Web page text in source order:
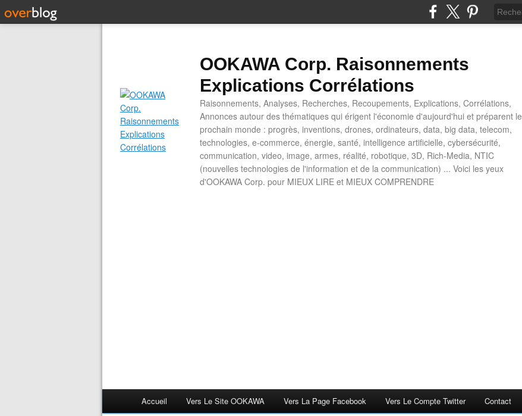
OOKAWA Corp. Raisonnements
Explications Corrélations
Raisonnements, Analyses, Recherches, Recoupements, Explications, Corrélations,
Annonces autour des thématiques qui érigent l'économie d'aujourd'hui et préparent le
prochain monde : progrès, inventions, drones, ordinateurs, data, big data, telecom,
technologies, e-commerce, énergie, santé, intelligence artificielle, cybersécurité,
communication, video, image, armes, réalité, robotique, 3D, Rich-Media, NTIC
(nouvelles technologies de l'information et de la communication) ... Voici les yeux
d'OOKAWA Corp. pour MIEUX LIRE et MIEUX COMPRENDRE
Accueil Vers Le Site OOKAWA Vers La Page Facebook Vers Le Compte Twitter Contact